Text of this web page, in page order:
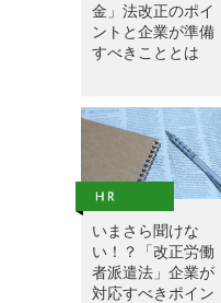
金」法改正のポイ
ントと企業が準備
すべきこととは
いまさら聞けな
い！？「改正労働
者派遣法」企業が
対応すべきポイン